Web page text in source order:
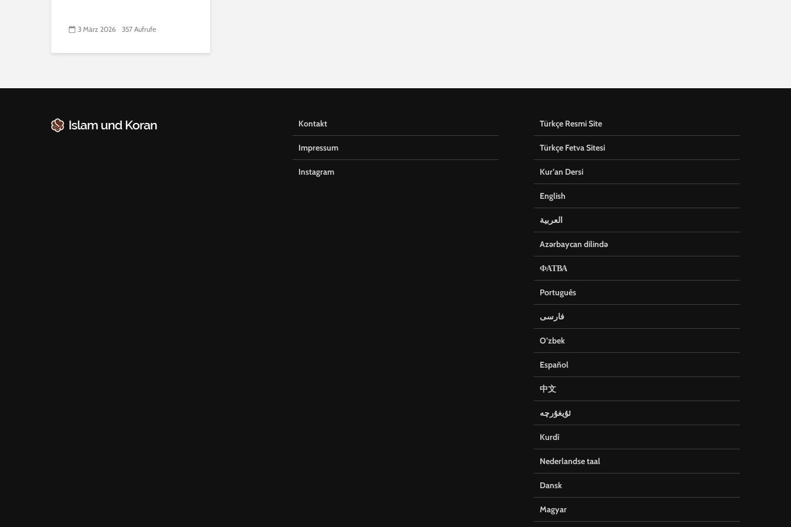
3 März 2026 357 Aufrufe
Kontakt
Impressum
Instagram
Türkçe Resmi Site
Türkçe Fetva Sitesi
Kur’an Dersi
English
العربية
Azərbaycan dilində
ФАТВА
Português
فارسی
O’zbek
Español
中文
ئۇيغۇرچە
Kurdî
Nederlandse taal
Dansk
Magyar